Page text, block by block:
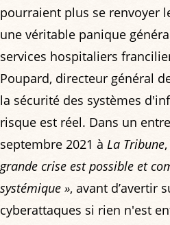
pourraient plus se renvoyer
une véritable panique
services hospitaliers
Poupard, directeur général
la sécurité des systèmes
risque est réel. Dans un
septembre 2021 à La Tribune
grande crise est possible et
systémique », avant d’avertir
cyberattaques si rien n'est